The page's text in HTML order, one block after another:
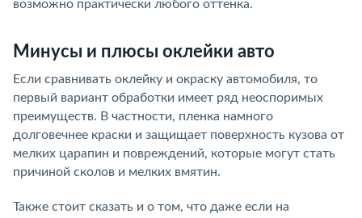
возможно практически любого оттенка.
Минусы и плюсы оклейки авто
Если сравнивать оклейку и окраску автомобиля, то
первый вариант обработки имеет ряд неоспоримых
преимуществ. В частности, пленка намного
долговечнее краски и защищает поверхность кузова от
мелких царапин и повреждений, которые могут стать
причиной сколов и мелких вмятин.
Также стоит сказать и о том, что даже если на